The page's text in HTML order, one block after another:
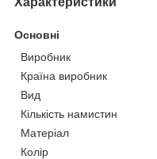
Основні
Виробник
Країна виробник
Вид
Кількість намистин
Матеріал
Колір